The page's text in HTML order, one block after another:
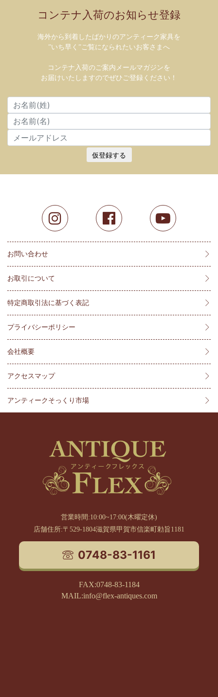
コンテナ入荷のお知らせ登録
海外から到着したばかりのアンティーク家具を
”いち早く”ご覧になられたいお客さまへ
コンテナ入荷のご案内メールマガジンを
お届けいたしますのでぜひご登録ください！
仮登録する
お問い合わせ
お取引について
特定商取引法に基づく表記
プライバシーポリシー
会社概要
アクセスマップ
アンティークそっくり市場
営業時間:10:00~17:00(木曜定休)
店舗住所:〒529-1804滋賀県甲賀市信楽町勅旨1181
0748-83-1161
FAX:0748-83-1184
MAIL:info@flex-antiques.com